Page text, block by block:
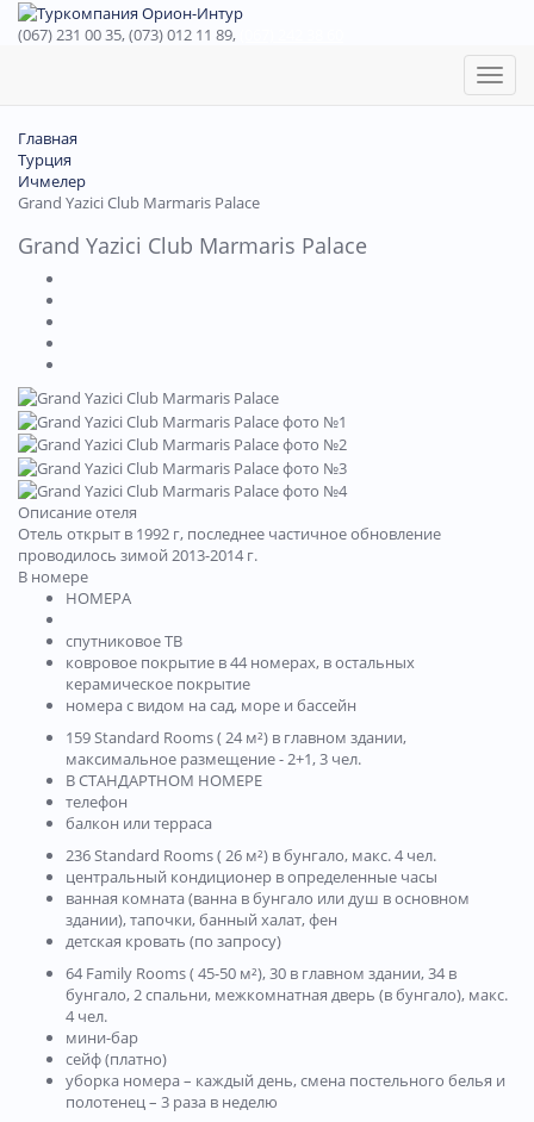
(067) 231 00 35, (073) 012 11 89,
Toggle
Главная
Турция
Ичмелер
Grand Yazici Club Marmaris Palace
Grand Yazici Club Marmaris Palace
Описание отеля
Отель открыт в 1992 г, последнее частичное обновление
проводилось зимой 2013-2014 г.
В номере
НОМЕРА
спутниковое ТВ
ковровое покрытие в 44 номерах, в остальных
керамическое покрытие
номера с видом на сад, море и бассейн
159 Standard Rooms ( 24 м²) в главном здании,
максимальное размещение - 2+1, 3 чел.
В СТАНДАРТНОМ НОМЕРЕ
телефон
балкон или терраса
236 Standard Rooms ( 26 м²) в бунгало, макс. 4 чел.
центральный кондиционер в определенные часы
ванная комната (ванна в бунгало или душ в основном
здании), тапочки, банный халат, фен
детская кровать (по запросу)
64 Family Rooms ( 45-50 м²), 30 в главном здании, 34 в
бунгало, 2 спальни, межкомнатная дверь (в бунгало), макс.
4 чел.
мини-бар
сейф (платно)
уборка номера – каждый день, смена постельного белья и
полотенец – 3 раза в неделю